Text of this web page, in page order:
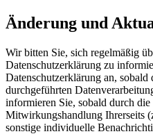
Änderung und
Wir bitten Sie, sich regelmäßig
Datenschutzerklärung zu
Datenschutzerklärung an,
durchgeführten
informieren Sie, sobald durch
Mitwirkungshandlung Ihrerseits
sonstige individuelle